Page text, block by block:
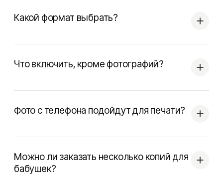
Какой формат выбрать?
Что включить, кроме фотографий?
Фото с телефона подойдут для печати?
Можно ли заказать несколько копий для
бабушек?